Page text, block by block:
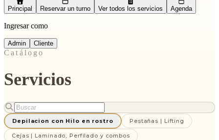
Principal Reservar un turno Ver todos los servicios Agenda
Ingresar como
Admin Cliente
Catálogo
Servicios
Depilacion con Hilo en rostro Pestañas | Lifting
Cejas | Laminado, Perfilado y combos